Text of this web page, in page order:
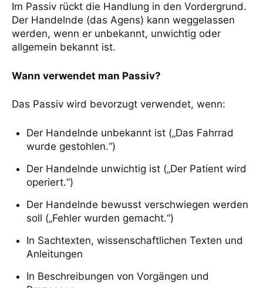
Im Passiv rückt die Handlung in den Vordergrund.
Der Handelnde (das Agens) kann weggelassen
werden, wenn er unbekannt, unwichtig oder
allgemein bekannt ist.
Wann verwendet man Passiv?
Das Passiv wird bevorzugt verwendet, wenn:
Der Handelnde unbekannt ist („Das Fahrrad
wurde gestohlen.“)
Der Handelnde unwichtig ist („Der Patient wird
operiert.“)
Der Handelnde bewusst verschwiegen werden
soll („Fehler wurden gemacht.“)
In Sachtexten, wissenschaftlichen Texten und
Anleitungen
In Beschreibungen von Vorgängen und